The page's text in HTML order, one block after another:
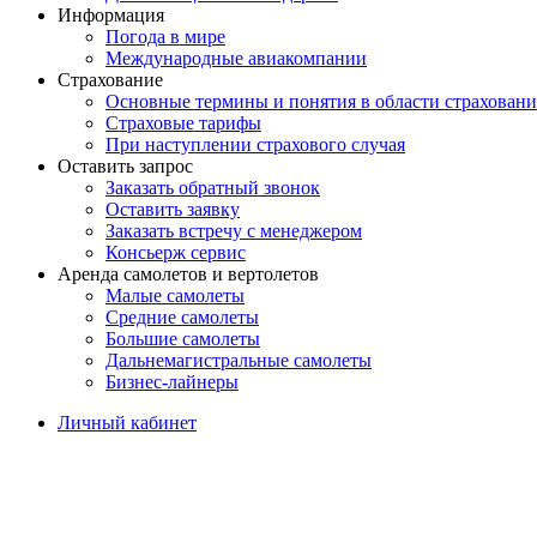
Информация
Погода в мире
Международные авиакомпании
Страхование
Основные термины и понятия в области
Страховые тарифы
При наступлении страхового случая
Оставить запрос
Заказать обратный звонок
Оставить заявку
Заказать встречу с менеджером
Консьерж сервис
Аренда самолетов и вертолетов
Малые самолеты
Средние самолеты
Большие самолеты
Дальнемагистральные самолеты
Бизнес-лайнеры
Личный кабинет